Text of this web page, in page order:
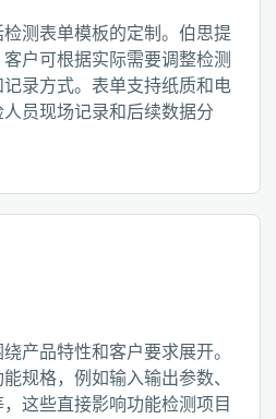
测表单模板的定制。伯思提
户可根据实际需要调整检测
录方式。表单支持纸质和电
员现场记录和后续数据分
产品特性和客户要求展开。
规格，例如输入输出参数、
这些直接影响功能检测项目